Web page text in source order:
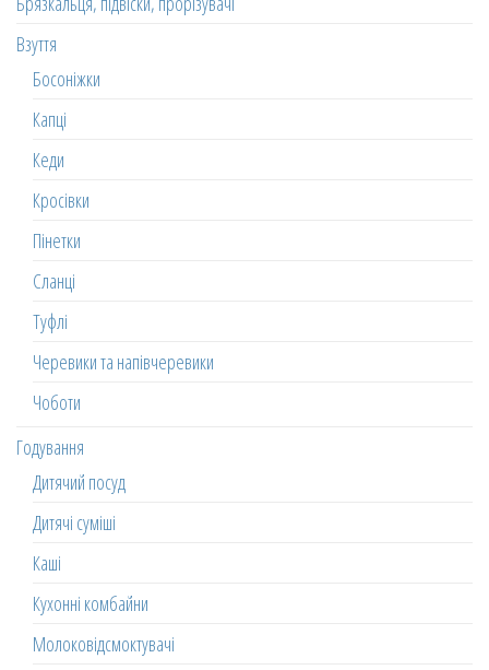
Взуття
Босоніжки
Капці
Кеди
Кросівки
Пінетки
Сланці
Туфлі
Черевики та напівчеревики
Чоботи
Годування
Дитячий посуд
Дитячі суміші
Каші
Кухонні комбайни
Молоковідсмоктувачі